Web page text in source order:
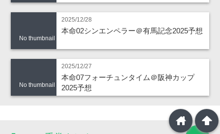
No thumbnail
2025/12/28
本命02シンエンペラー＠有馬記念2025予想
No thumbnail
2025/12/27
本命07フォーチュンタイム＠阪神カップ
2025予想
arrowup
home